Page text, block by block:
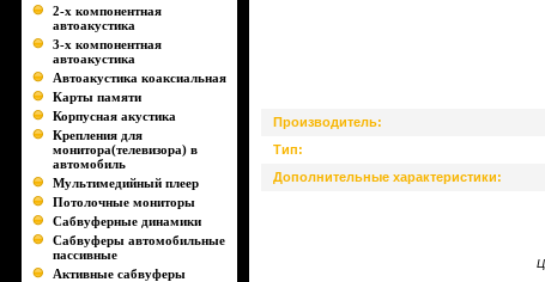
2-х компонентная
автоакустика
3-х компонентная
автоакустика
Автоакустика коаксиальная
Карты памяти
Корпусная акустика
Крепления для
монитора(телевизора) в
автомобиль
Мультимедийный плеер
Потолочные мониторы
Сабвуферные динамики
Сабвуферы автомобильные
пассивные
Активные сабвуферы
Производитель:
Тип:
Дополнительные характеристики: